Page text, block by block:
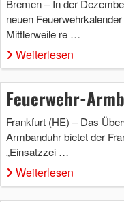
Bremen – In der
neuen
Mittlerweile re …
Weiterlesen
Feuerwehr-
Frankfurt (HE) – Das
Armbanduhr bietet der
„Einsatzzei …
Weiterlesen